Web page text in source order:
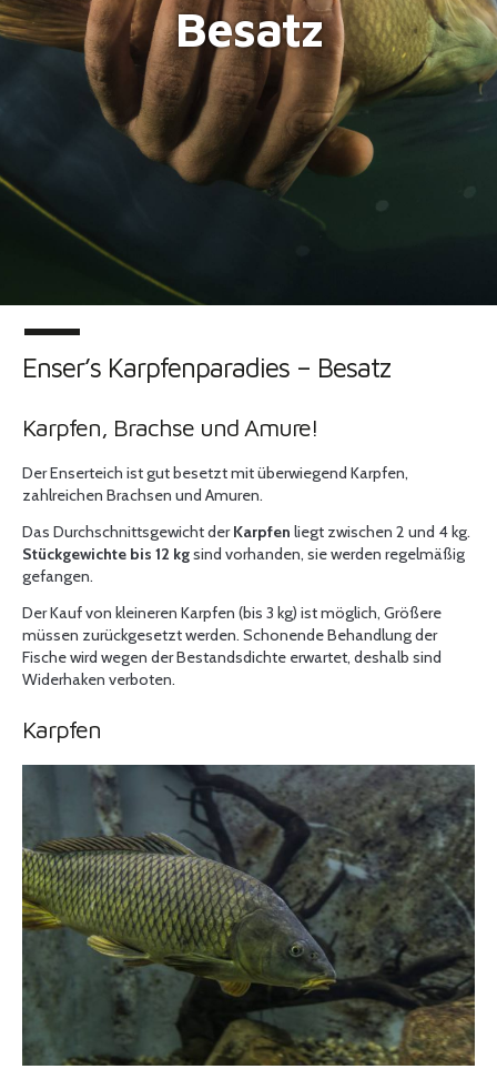
Besatz
Enser’s Karpfenparadies – Besatz
Karpfen, Brachse und Amure!
Der Enserteich ist gut besetzt mit überwiegend Karpfen,
zahlreichen Brachsen und Amuren.
Das Durchschnittsgewicht derKarpfen liegt zwischen 2 und 4 kg.
Stückgewichte bis 12 kgsind vorhanden, sie werden regelmäßig
gefangen.
Der Kauf von kleineren Karpfen (bis 3 kg) ist möglich, Größere
müssen zurückgesetzt werden. Schonende Behandlung der
Fische wird wegen der Bestandsdichte erwartet, deshalb sind
Widerhaken verboten.
Karpfen